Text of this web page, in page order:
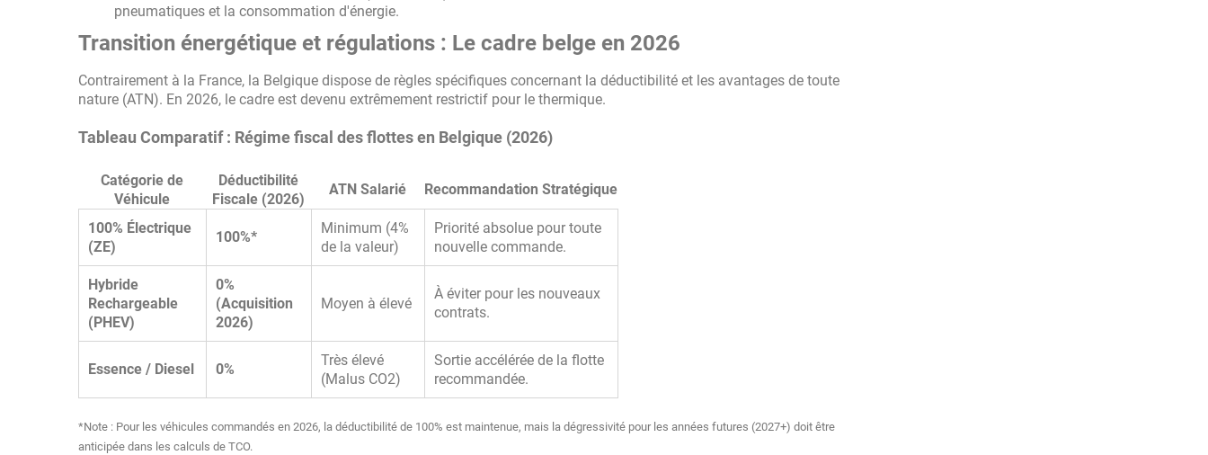
pneumatiques et la consommation d'énergie.
Transition énergétique et régulations : Le cadre belge en 2026
Contrairement à la France, la Belgique dispose de règles spécifiques concernant la déductibilité et les avantages de toute
nature (ATN). En 2026, le cadre est devenu extrêmement restrictif pour le thermique.
Tableau Comparatif : Régime fiscal des flottes en Belgique (2026)
Catégorie de
Véhicule
Déductibilité
Fiscale (2026)
ATN Salarié Recommandation Stratégique
100% Électrique
(ZE)
100%*
Minimum (4%
de la valeur)
Priorité absolue pour toute
nouvelle commande.
Hybride
Rechargeable
(PHEV)
0%
(Acquisition
2026)
Moyen à élevé
À éviter pour les nouveaux
contrats.
Essence / Diesel 0%
Très élevé
(Malus CO2)
Sortie accélérée de la flotte
recommandée.
*Note : Pour les véhicules commandés en 2026, la déductibilité de 100% est maintenue, mais la dégressivité pour les années futures (2027+) doit être
anticipée dans les calculs de TCO.